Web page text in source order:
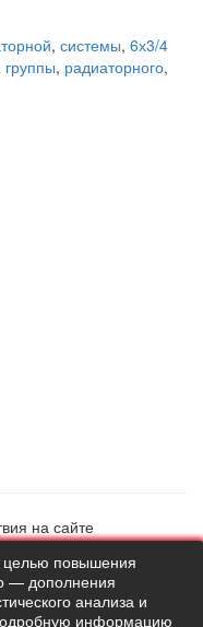
, системы, 6х3/4
группы, радиаторного,
на сайте
рекомендуем
представлена на
и не являются
целью повышения
— дополнения
анализа и
информацию